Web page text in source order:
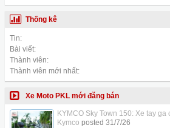
Thống kê
Tin:
Bài viết:
Thành viên:
Thành viên mới nhất:
Xe Moto PKL mới đăng bán
KYMCO Sky Town 150: Xe tay
Kymco posted 31/7/26